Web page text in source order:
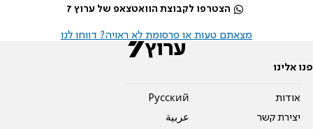
הצטרפו לקבוצת הוואטצאפ של ערוץ 7
מצאתם טעות או פרסומת לא ראויה? דווחו לנו
פנו אלינו
אודות
יצירת קשר
Pусский
عربية